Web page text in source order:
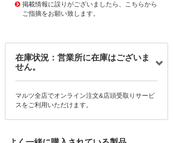
掲載情報に誤りがございましたら、こちらから
ご指摘をお願い致します。
在庫状況：営業所に在庫はございま
せん。
マルツ全店でオンライン注文&店頭受取りサービ
スをご利用いただけます。